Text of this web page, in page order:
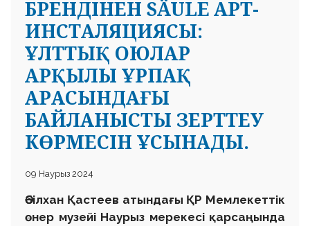
БРЕНДІНЕН SÄULE АРТ-
ИНСТАЛЯЦИЯСЫ:
ҰЛТТЫҚ ОЮЛАР
АРҚЫЛЫ ҰРПАҚ
АРАСЫНДАҒЫ
БАЙЛАНЫСТЫ ЗЕРТТЕУ
КӨРМЕСІН ҰСЫНАДЫ.
09 Наурыз 2024
Әбілхан Қастеев атындағы ҚР Мемлекеттік
өнер музейі Наурыз мерекесі қарсаңында